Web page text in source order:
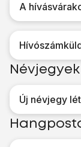
A
Névjegyek
Új névjegy